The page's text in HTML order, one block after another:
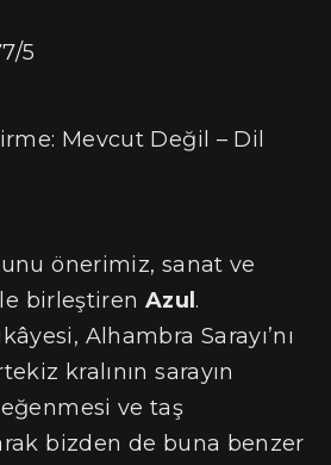
5
Mevcut Değil – Dil
önerimiz, sanat ve
birleştiren Azul .
Alhambra Sarayı’nı
kralının sarayın
ve taş
bizden de buna benzer